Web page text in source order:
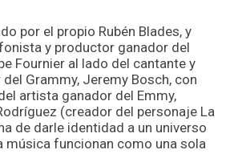
por el propio Rubén Blades, y
y productor ganador del
Fournier al lado del cantante y
Grammy, Jeremy Bosch, con
artista ganador del Emmy,
(creador del personaje La
de darle identidad a un universo
música funcionan como una sola